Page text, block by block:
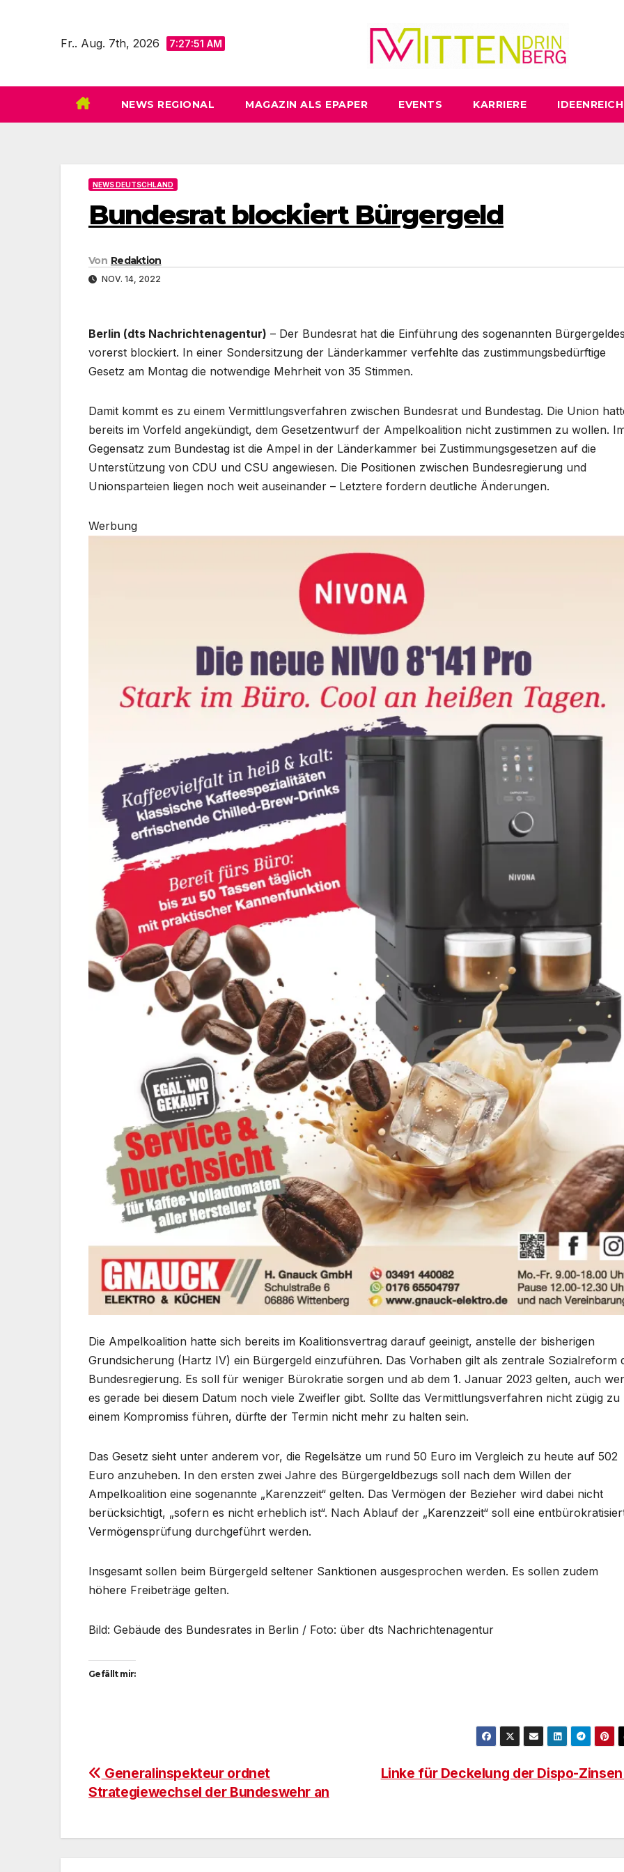
Fr.. Aug. 7th, 2026 7:27:52 AM
NEWS REGIONAL MAGAZIN ALS EPAPER EVENTS KARRIERE IDEENREICH
NEWS DEUTSCHLAND
Bundesrat blockiert Bürgergeld
Von Redaktion
NOV. 14, 2022
Berlin (dts Nachrichtenagentur) – Der Bundesrat hat die Einführung des sogenannten
vorerst blockiert. In einer Sondersitzung der Länderkammer verfehlte das zustimmungsbedürftige
Gesetz am Montag die notwendige Mehrheit von 35 Stimmen.
Damit kommt es zu einem Vermittlungsverfahren zwischen Bundesrat und Bundestag. Die Union
bereits im Vorfeld angekündigt, dem Gesetzentwurf der Ampelkoalition nicht zustimmen zu wollen.
Gegensatz zum Bundestag ist die Ampel in der Länderkammer bei Zustimmungsgesetzen auf die
Unterstützung von CDU und CSU angewiesen. Die Positionen zwischen Bundesregierung und
Unionsparteien liegen noch weit auseinander – Letztere fordern deutliche Änderungen.
Werbung
Die Ampelkoalition hatte sich bereits im Koalitionsvertrag darauf geeinigt, anstelle der bisherigen
Grundsicherung (Hartz IV) ein Bürgergeld einzuführen. Das Vorhaben gilt als zentrale Sozialreform
Bundesregierung. Es soll für weniger Bürokratie sorgen und ab dem 1. Januar 2023 gelten, auch
es gerade bei diesem Datum noch viele Zweifler gibt. Sollte das Vermittlungsverfahren nicht zügig zu
einem Kompromiss führen, dürfte der Termin nicht mehr zu halten sein.
Das Gesetz sieht unter anderem vor, die Regelsätze um rund 50 Euro im Vergleich zu heute auf 502
Euro anzuheben. In den ersten zwei Jahre des Bürgergeldbezugs soll nach dem Willen der
Ampelkoalition eine sogenannte „Karenzzeit“ gelten. Das Vermögen der Bezieher wird dabei nicht
berücksichtigt, „sofern es nicht erheblich ist“. Nach Ablauf der „Karenzzeit“ soll eine
Vermögensprüfung durchgeführt werden.
Insgesamt sollen beim Bürgergeld seltener Sanktionen ausgesprochen werden. Es sollen zudem
höhere Freibeträge gelten.
Bild: Gebäude des Bundesrates in Berlin / Foto: über dts Nachrichtenagentur
Gefällt mir:
Beitragsnavigation Linke für Deckelung der Dispo-
Generalinspekteur ordnet
Strategiewechsel der Bundeswehr an